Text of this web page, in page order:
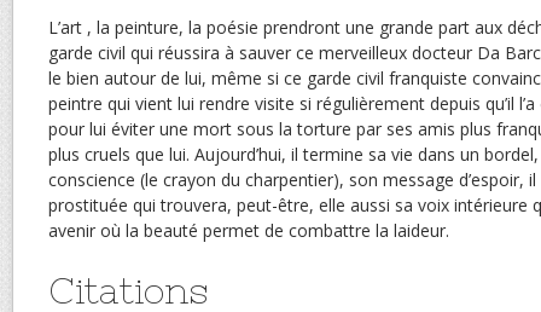
L’art , la peinture, la poésie prendront une grande part aux
garde civil qui réussira à sauver ce merveilleux docteur Da
le bien autour de lui, même si ce garde civil franquiste
peintre qui vient lui rendre visite si régulièrement depuis qu’il
pour lui éviter une mort sous la torture par ses amis plus
plus cruels que lui. Aujourd’hui, il termine sa vie dans un
conscience (le crayon du charpentier), son message d’espoir,
prostituée qui trouvera, peut-être, elle aussi sa voix intérieure
avenir où la beauté permet de combattre la laideur.
Citations